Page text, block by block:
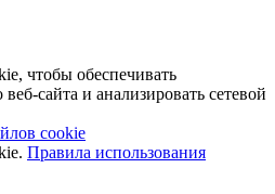
чтобы обеспечивать
сайта и анализировать сетевой
cookie
Правила использования